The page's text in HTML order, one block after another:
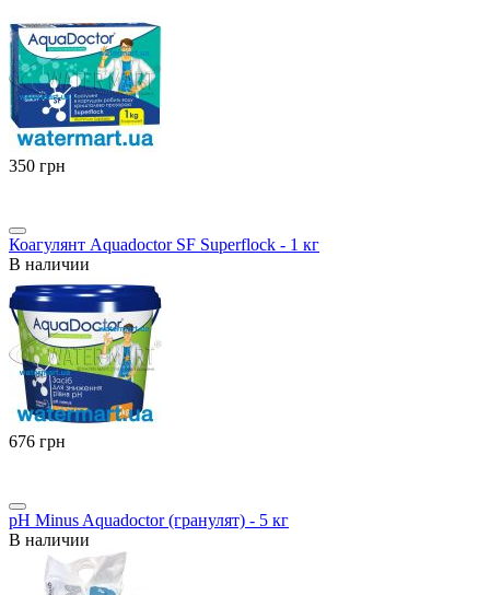
‍350‍ грн
Коагулянт Aquadoctor SF Superflock - 1 кг
В наличии
‍676‍ грн
pH Minus Aquadoctor (гранулят) - 5 кг
В наличии